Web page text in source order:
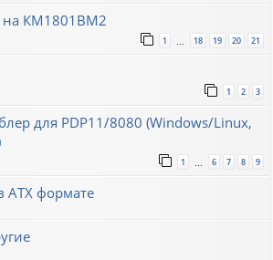
КМ1801ВМ2
1 18 19 20 21
1 2 3
для PDP11/8080 (Windows/Linux,
1 … 6 7 8 9
формате